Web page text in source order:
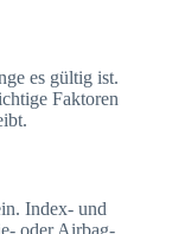
es gültig ist.
Faktoren
Index- und
oder Airbag-